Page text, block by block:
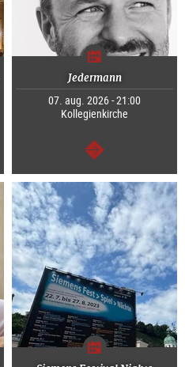
Jedermann
07. aug. 2026 - 21:00
Kollegienkirche
Tovább